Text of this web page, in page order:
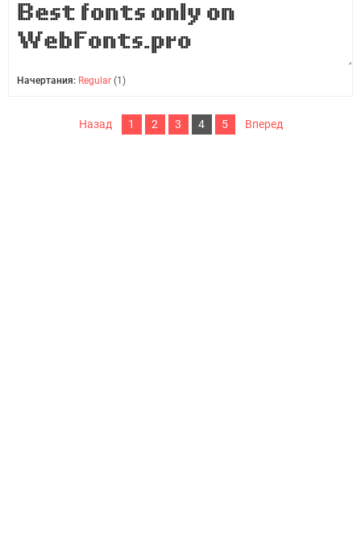
Начертания: Regular (1)
Назад 1 2 3 4 5 Вперед